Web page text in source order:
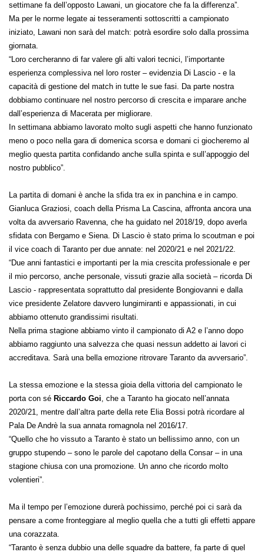
settimane fa dell’opposto Lawani, un giocatore che fa la differenza”.
Ma per le norme legate ai tesseramenti sottoscritti a campionato
iniziato, Lawani non sarà del match: potrà esordire solo dalla prossima
giornata.
“Loro cercheranno di far valere gli alti valori tecnici, l’importante
esperienza complessiva nel loro roster – evidenzia Di Lascio - e la
capacità di gestione del match in tutte le sue fasi. Da parte nostra
dobbiamo continuare nel nostro percorso di crescita e imparare anche
dall’esperienza di Macerata per migliorare.
In settimana abbiamo lavorato molto sugli aspetti che hanno funzionato
meno o poco nella gara di domenica scorsa e domani ci giocheremo al
meglio questa partita confidando anche sulla spinta e sull’appoggio del
nostro pubblico”.
La partita di domani è anche la sfida tra ex in panchina e in campo.
Gianluca Graziosi, coach della Prisma La Cascina, affronta ancora una
volta da avversario Ravenna, che ha guidato nel 2018/19, dopo averla
sfidata con Bergamo e Siena. Di Lascio è stato prima lo scoutman e poi
il vice coach di Taranto per due annate: nel 2020/21 e nel 2021/22.
“Due anni fantastici e importanti per la mia crescita professionale e per
il mio percorso, anche personale, vissuti grazie alla società – ricorda Di
Lascio - rappresentata soprattutto dal presidente Bongiovanni e dalla
vice presidente Zelatore davvero lungimiranti e appassionati, in cui
abbiamo ottenuto grandissimi risultati.
Nella prima stagione abbiamo vinto il campionato di A2 e l’anno dopo
abbiamo raggiunto una salvezza che quasi nessun addetto ai lavori ci
accreditava. Sarà una bella emozione ritrovare Taranto da avversario”.
La stessa emozione e la stessa gioia della vittoria del campionato le
porta con sé Riccardo Goi, che a Taranto ha giocato nell’annata
2020/21, mentre dall’altra parte della rete Elia Bossi potrà ricordare al
Pala De Andrè la sua annata romagnola nel 2016/17.
“Quello che ho vissuto a Taranto è stato un bellissimo anno, con un
gruppo stupendo – sono le parole del capotano della Consar – in una
stagione chiusa con una promozione. Un anno che ricordo molto
volentieri”.
Ma il tempo per l’emozione durerà pochissimo, perché poi ci sarà da
pensare a come fronteggiare al meglio quella che a tutti gli effetti appare
una corazzata.
“Taranto è senza dubbio una delle squadre da battere, fa parte di quel